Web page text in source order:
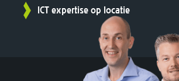
ICT expertise op locatie